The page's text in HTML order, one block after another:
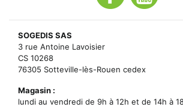
SOGEDIS SAS
3 rue Antoine Lavoisier
CS 10268
76305 Sotteville-lès-Rouen cedex
Magasin :
lundi au vendredi de 9h à 12h et de 14h à